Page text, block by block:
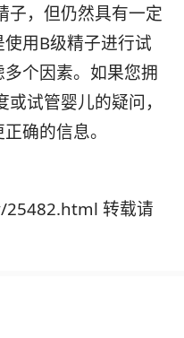
子，但仍然具有一定
用B级精子进行试
个因素。如果您拥
试管婴儿的疑问，
确的信息。
转载请